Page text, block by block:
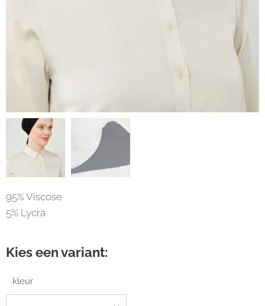
95% Viscose
5% Lycra
Kies een variant:
kleur